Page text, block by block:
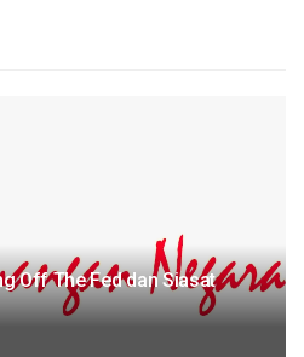
Off The Fed dan Siasat